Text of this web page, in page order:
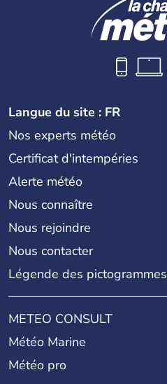
Langue du site : FR
Nos experts météo
Certificat d'intempéries
Alerte météo
Nous connaître
Nous rejoindre
Nous contacter
Légende des pictogrammes
METEO CONSULT
Météo Marine
Météo pro